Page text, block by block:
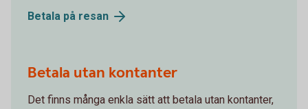
Betala på resan
Betala utan kontanter
Det finns många enkla sätt att betala utan kontanter,